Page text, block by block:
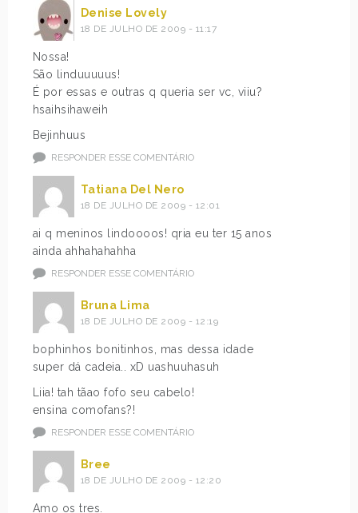
Denise Lovely
18 DE JULHO DE 2009 - 11:17
Nossa!
São linduuuuus!
É por essas e outras q queria ser vc, viiu?
hsaihsihaweih
Bejinhuus
RESPONDER ESSE COMENTÁRIO
Tatiana Del Nero
18 DE JULHO DE 2009 - 12:01
ai q meninos lindoooos! qria eu ter 15 anos
ainda ahhahahahha
RESPONDER ESSE COMENTÁRIO
Bruna Lima
18 DE JULHO DE 2009 - 12:19
bophinhos bonitinhos, mas dessa idade
super dá cadeia.. xD uashuuhasuh
Liia! tah tãao fofo seu cabelo!
ensina comofans?!
RESPONDER ESSE COMENTÁRIO
Bree
18 DE JULHO DE 2009 - 12:20
Amo os tres.